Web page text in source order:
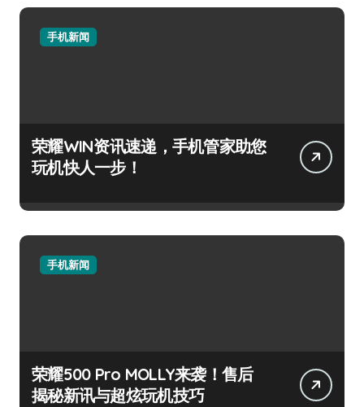
手机新闻
荣耀WIN资讯速递，手机管家助您
玩机快人一步！
手机新闻
荣耀500 Pro MOLLY来袭！售后
揭秘新讯与超炫玩机技巧